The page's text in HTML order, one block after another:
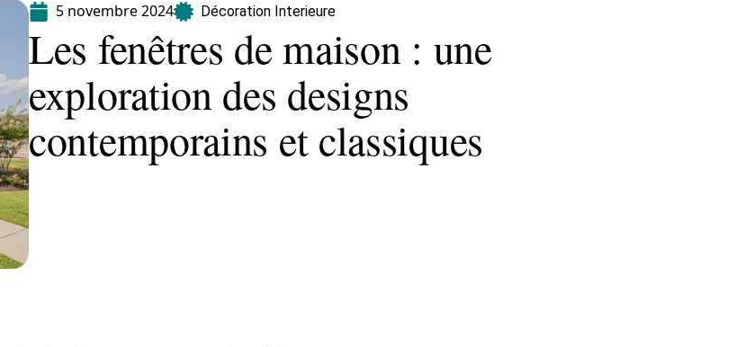
5 novembre 2024 Décoration Interieure
Les fenêtres de maison : une
exploration des designs
contemporains et classiques